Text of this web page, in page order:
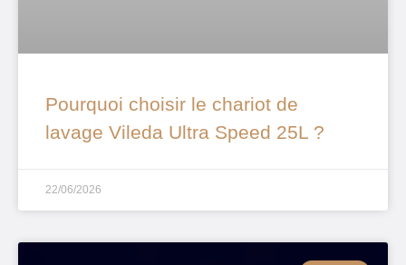
Pourquoi choisir le chariot de
lavage Vileda Ultra Speed 25L ?
22/06/2026